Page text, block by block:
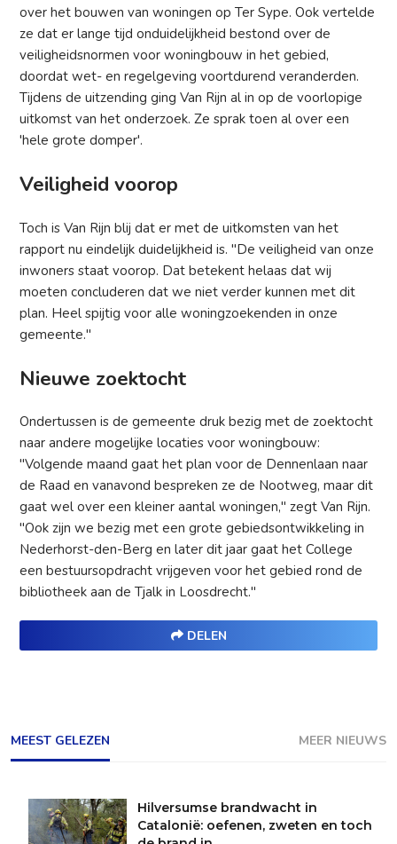
over het bouwen van woningen op Ter Sype. Ook vertelde
ze dat er lange tijd onduidelijkheid bestond over de
veiligheidsnormen voor woningbouw in het gebied,
doordat wet- en regelgeving voortdurend veranderden.
Tijdens de uitzending ging Van Rijn al in op de voorlopige
uitkomst van het onderzoek. Ze sprak toen al over een
'hele grote domper'.
Veiligheid voorop
Toch is Van Rijn blij dat er met de uitkomsten van het
rapport nu eindelijk duidelijkheid is. "De veiligheid van onze
inwoners staat voorop. Dat betekent helaas dat wij
moeten concluderen dat we niet verder kunnen met dit
plan. Heel spijtig voor alle woningzoekenden in onze
gemeente."
Nieuwe zoektocht
Ondertussen is de gemeente druk bezig met de zoektocht
naar andere mogelijke locaties voor woningbouw:
"Volgende maand gaat het plan voor de Dennenlaan naar
de Raad en vanavond bespreken ze de Nootweg, maar dit
gaat wel over een kleiner aantal woningen," zegt Van Rijn.
"Ook zijn we bezig met een grote gebiedsontwikkeling in
Nederhorst-den-Berg en later dit jaar gaat het College
een bestuursopdracht vrijgeven voor het gebied rond de
bibliotheek aan de Tjalk in Loosdrecht."
DELEN
MEEST GELEZEN MEER NIEUWS
Hilversumse brandwacht in
Catalonië: oefenen, zweten en toch